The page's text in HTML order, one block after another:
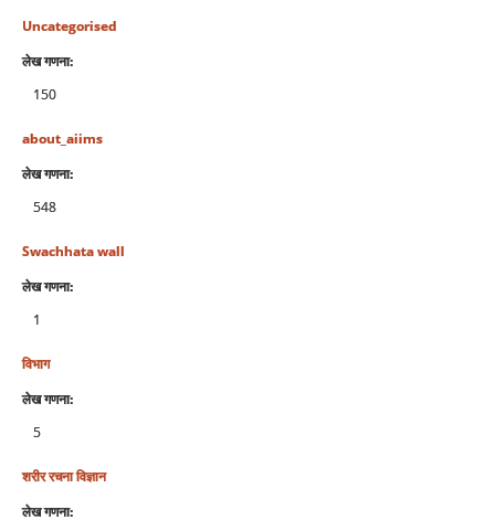
Uncategorised
लेख गणना:
150
about_aiims
लेख गणना:
548
Swachhata wall
लेख गणना:
1
विभाग
लेख गणना:
5
शरीर रचना विज्ञान
लेख गणना: